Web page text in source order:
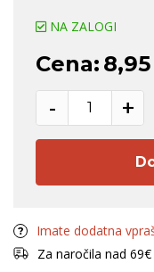
NA ZALOGI
Cena:
- +
Imate dodatna
Za naročila nad